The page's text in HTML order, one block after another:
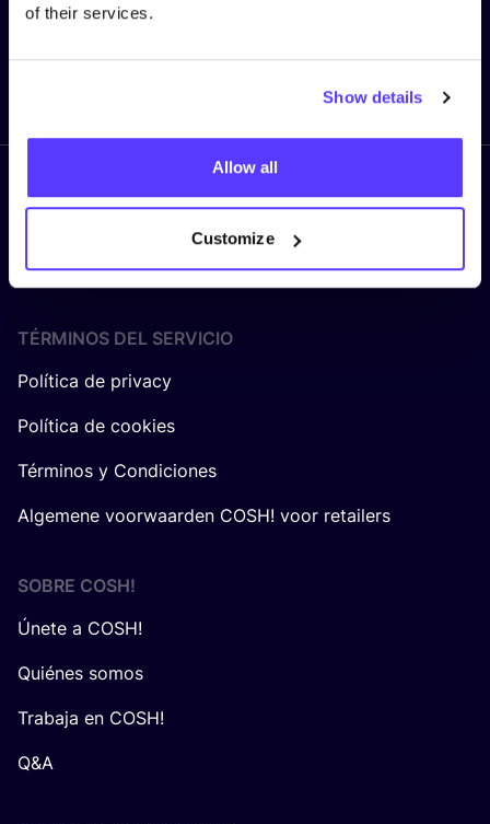
of their services.
Show details
Allow all
Customize
Síguenos
TÉRMINOS DEL SERVICIO
Política de privacy
Política de cookies
Términos y Condiciones
Algemene voorwaarden COSH! voor retailers
SOBRE COSH!
Únete a COSH!
Quiénes somos
Trabaja en COSH!
Q&A